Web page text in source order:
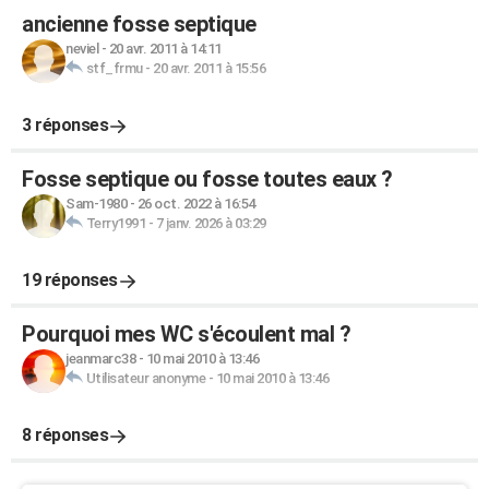
ancienne fosse septique
neviel - 20 avr. 2011 à 14:11
stf_frmu- 20 avr. 2011 à 15:56
3 réponses
Fosse septique ou fosse toutes eaux ?
Sam-1980- 26 oct. 2022 à 16:54
Terry1991 - 7 janv. 2026 à 03:29
19 réponses
Pourquoi mes WC s'écoulent mal ?
jeanmarc38- 10 mai 2010 à 13:46
Utilisateur anonyme- 10 mai 2010 à 13:46
8 réponses